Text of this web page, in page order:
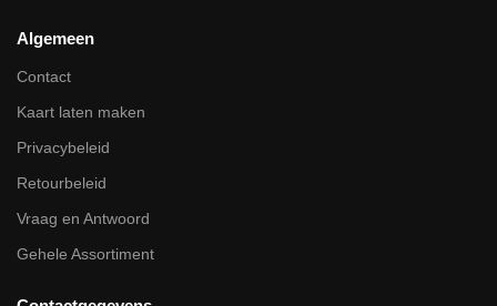
Algemeen
Contact
Kaart laten maken
Privacybeleid
Retourbeleid
Vraag en Antwoord
Gehele Assortiment